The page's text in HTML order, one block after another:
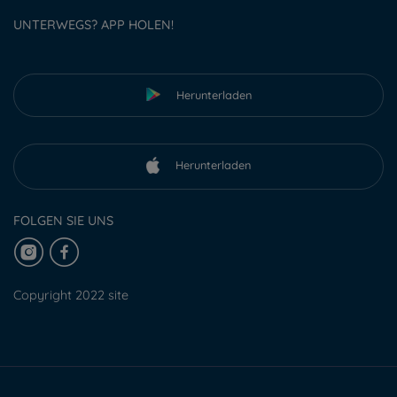
UNTERWEGS? APP HOLEN!
Herunterladen
Herunterladen
FOLGEN SIE UNS
Copyright 2022 site